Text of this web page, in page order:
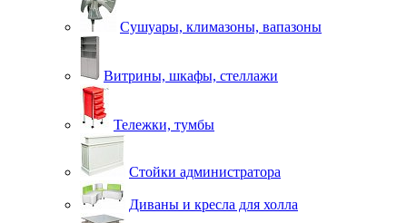
Сушуары, климазоны, вапазоны
Витрины, шкафы, стеллажи
Тележки, тумбы
Стойки администратора
Диваны и кресла для холла